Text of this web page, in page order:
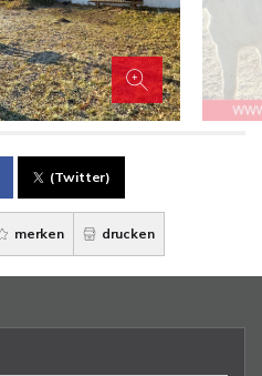
(Twitter)
merken drucken